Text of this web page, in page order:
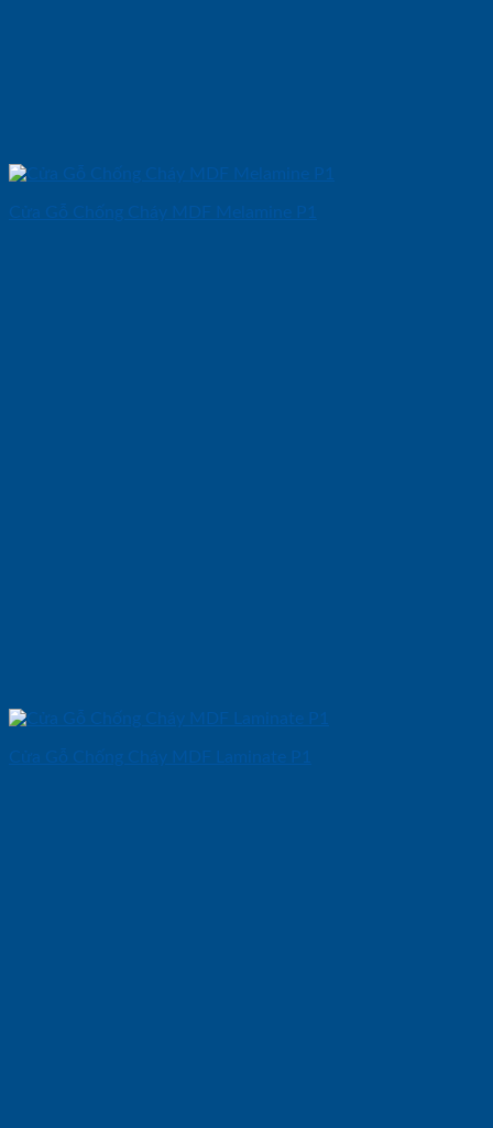
Cửa Gỗ Chống Cháy MDF Melamine P1
Cửa Gỗ Chống Cháy MDF Laminate P1